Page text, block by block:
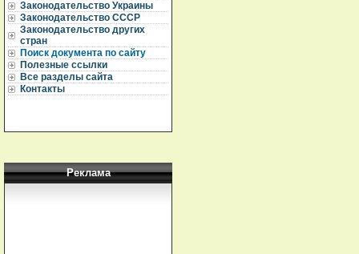
Законодательство Украины
Законодательство СССР
Законодательство других
стран
Поиск документа по сайту
Полезные ссылки
Все разделы сайта
Контакты
Реклама